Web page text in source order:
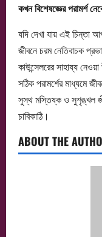
কখন বিশেষজ্ঞের পরামর্শ
যদি দেখা যায় এই চিন্তা
জীবনে চরম নেতিবাচক
কাউন্সেলরের সাহায্য
সঠিক পরামর্শের মাধ্যমে
সুস্থ মস্তিষ্ক ও সুশৃঙ্খল
চাবিকাঠি।
ABOUT THE